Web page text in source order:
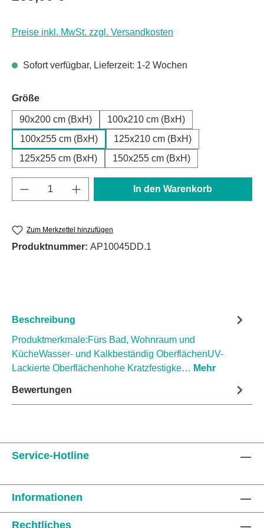
Preise inkl. MwSt. zzgl. Versandkosten
Sofort verfügbar, Lieferzeit: 1-2 Wochen
Größeauswählen
90x200 cm (BxH)
100x210 cm (BxH)
100x255 cm (BxH)
125x210 cm (BxH)
125x255 cm (BxH)
150x255 cm (BxH)
Produkt Anzahl: Gib den gewünschten
In den Warenkorb
Zum Merkzettel hinzufügen
Produktnummer: AP10045DD.1
Beschreibung
Produktmerkmale:Fürs Bad, Wohnraum und
KücheWasser- und Kalkbeständig OberflächenUV-
Lackierte Oberflächenhohe Kratzfestigke… Mehr
Bewertungen
Service-Hotline
Informationen
Rechtliches